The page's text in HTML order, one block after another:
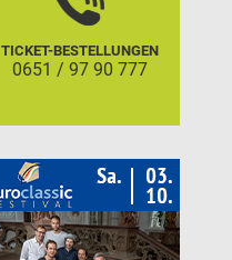
TICKET-BESTELLUNGEN
0651 / 97 90 777